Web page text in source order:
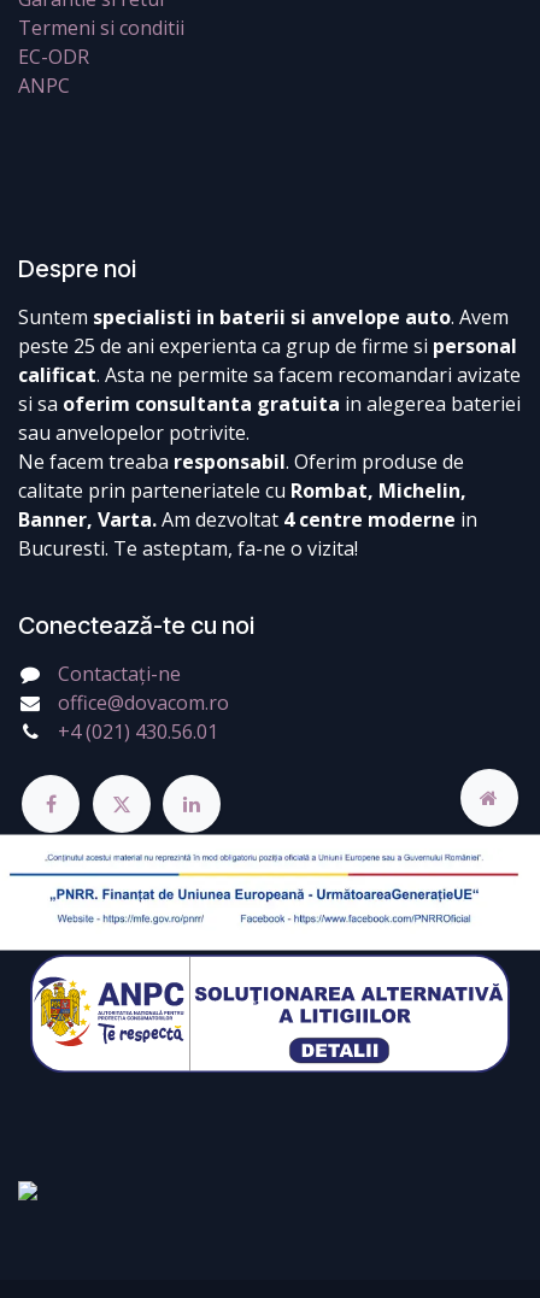
Termeni si conditii
EC-ODR
ANPC
Despre noi
Suntem specialisti in baterii si anvelope auto. Avem
peste 25 de ani experienta ca grup de firme si personal
calificat. Asta ne permite sa facem recomandari avizate
si sa oferim consultanta gratuita in alegerea bateriei
sau anvelopelor potrivite.
Ne facem treaba responsabil. Oferim produse de
calitate prin parteneriatele cu Rombat, Michelin,
Banner, Varta.Am dezvoltat 4 centre moderne in
Bucuresti. Te asteptam, fa-ne o vizita!
Conectează-te cu noi
Contactați-ne
office@dovacom.ro
+4 (021) 430.56.01